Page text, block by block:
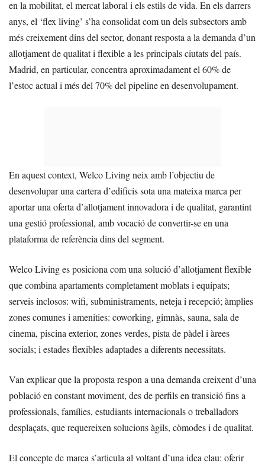
en la mobilitat, el mercat laboral i els estils de vida. En els darrers
anys, el ‘flex living’ s’ha consolidat com un dels subsectors amb
més creixement dins del sector, donant resposta a la demanda d’un
allotjament de qualitat i flexible a les principals ciutats del país.
Madrid, en particular, concentra aproximadament el 60% de
l’estoc actual i més del 70% del pipeline en desenvolupament.
En aquest context, Welco Living neix amb l’objectiu de
desenvolupar una cartera d’edificis sota una mateixa marca per
aportar una oferta d’allotjament innovadora i de qualitat, garantint
una gestió professional, amb vocació de convertir-se en una
plataforma de referència dins del segment.
Welco Living es posiciona com una solució d’allotjament flexible
que combina apartaments completament moblats i equipats;
serveis inclosos: wifi, subministraments, neteja i recepció; àmplies
zones comunes i amenities: coworking, gimnàs, sauna, sala de
cinema, piscina exterior, zones verdes, pista de pàdel i àrees
socials; i estades flexibles adaptades a diferents necessitats.
Van explicar que la proposta respon a una demanda creixent d’una
població en constant moviment, des de perfils en transició fins a
professionals, famílies, estudiants internacionals o treballadors
desplaçats, que requereixen solucions àgils, còmodes i de qualitat.
El concepte de marca s’articula al voltant d’una idea clau: oferir